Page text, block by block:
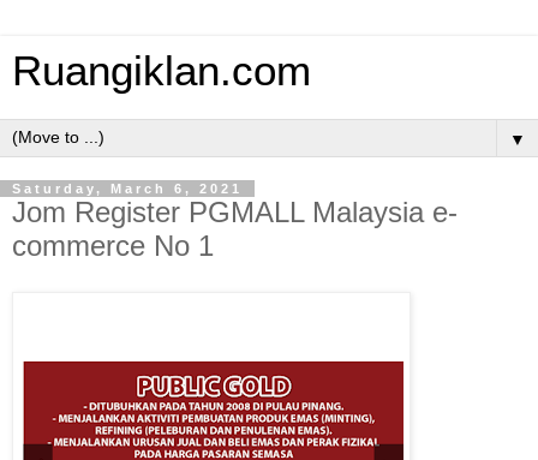
Ruangiklan.com
▼
Saturday, March 6, 2021
Jom Register PGMALL Malaysia e-
commerce No 1